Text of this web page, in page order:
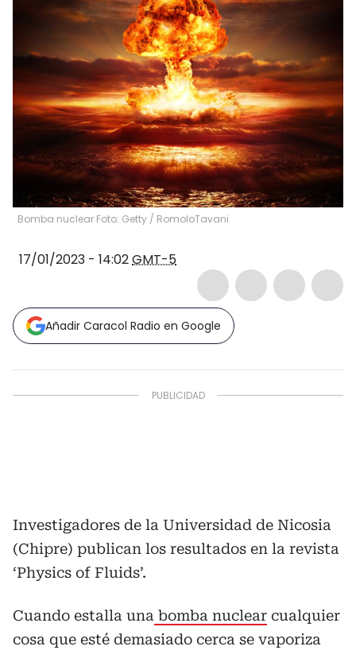
Bomba nuclear Foto: Getty / RomoloTavani
17/01/2023 - 14:02GMT-5
Añadir Caracol Radio en Google
Investigadores de la Universidad de Nicosia
(Chipre) publican los resultados en la revista
‘Physics of Fluids’.
Cuando estalla una bomba nuclear cualquier
cosa que esté demasiado cerca se vaporiza